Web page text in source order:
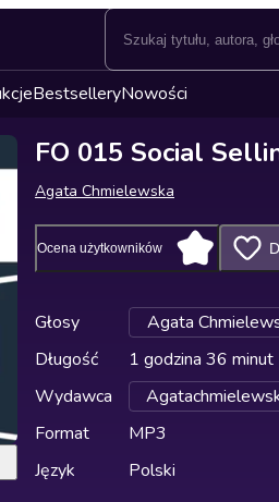
BestselleryNowości
FO 015 Social
Agata Chmielewska
Ocena użytkowników
Głosy
Agata
Długość
1 godzina 36 minut
Wydawca
Format
MP3
Język
Polski